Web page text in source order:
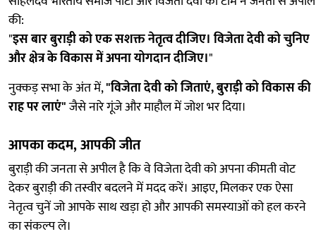
की:
"इस बार बुराड़ी को एक सशक्त नेतृत्व दीजिए। विजेता देवी को चुनिए
और क्षेत्र के विकास में अपना योगदान दीजिए।"
नुक्कड़ सभा के अंत में,"विजेता देवी को जिताएं, बुराड़ी को विकास की
राह पर लाएं"जैसे नारे गूंजे और माहौल में जोश भर दिया।
आपका कदम, आपकी जीत
बुराड़ी की जनता से अपील है कि वे विजेता देवी को अपना कीमती वोट
देकर बुराड़ी की तस्वीर बदलने में मदद करें। आइए, मिलकर एक ऐसा
नेतृत्व चुनें जो आपके साथ खड़ा हो और आपकी समस्याओं को हल करने
का संकल्प ले।